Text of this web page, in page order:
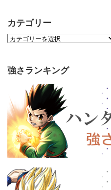
カテゴリー
強さランキング